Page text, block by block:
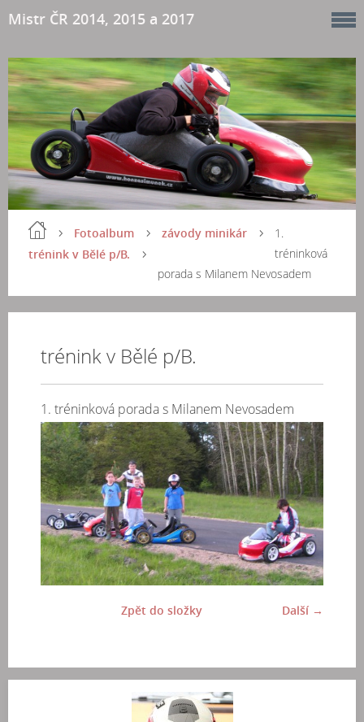
Mistr ČR 2014, 2015 a 2017
Fotoalbum
závody minikár
trénink v Bělé p/B.
1.
tréninková
porada s Milanem Nevosadem
trénink v Bělé p/B.
1. tréninková porada s Milanem Nevosadem
Další →
Zpět do složky